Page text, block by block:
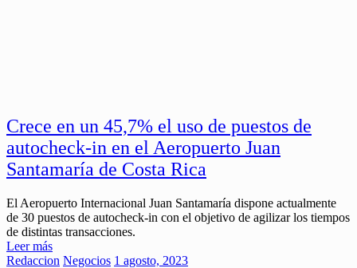
Crece en un 45,7% el uso de puestos de
autocheck-in en el Aeropuerto Juan
Santamaría de Costa Rica
El Aeropuerto Internacional Juan Santamaría dispone actualmente
de 30 puestos de autocheck-in con el objetivo de agilizar los tiempos
de distintas transacciones.
Leer más
Redaccion Negocios 1 agosto, 2023